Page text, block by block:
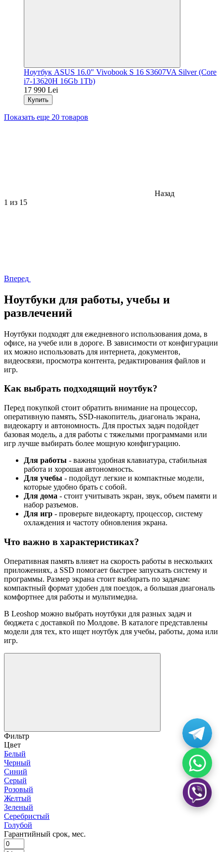
Ноутбук ASUS 16.0" Vivobook S 16 S3607VA Silver (Core
i7-13620H 16Gb 1Tb)
17 990 Lei
Купить
Показать еще 20 товаров
Назад
1 из 15
Вперед
Ноутбуки для работы, учебы и
развлечений
Ноутбуки подходят для ежедневного использования дома, в
офисе, на учебе или в дороге. В зависимости от конфигурации
их можно использовать для интернета, документов,
видеосвязи, просмотра контента, редактирования файлов и
игр.
Как выбрать подходящий ноутбук?
Перед покупкой стоит обратить внимание на процессор,
оперативную память, SSD-накопитель, диагональ экрана,
видеокарту и автономность. Для простых задач подойдет
базовая модель, а для работы с тяжелыми программами или
игр лучше выбирать более мощную конфигурацию.
Для работы - важны удобная клавиатура, стабильная
работа и хорошая автономность.
Для учебы - подойдут легкие и компактные модели,
которые удобно брать с собой.
Для дома - стоит учитывать экран, звук, объем памяти и
набор разъемов.
Для игр - проверьте видеокарту, процессор, систему
охлаждения и частоту обновления экрана.
Что важно в характеристиках?
Оперативная память влияет на скорость работы в нескольких
приложениях, а SSD помогает быстрее запускать систему и
программы. Размер экрана стоит выбирать по задачам:
компактный формат удобен для поездок, а большая диагональ
комфортнее для работы и мультимедиа.
В Leoshop можно выбрать ноутбуки для разных задач и
бюджета с доставкой по Молдове. В каталоге представлены
модели для тех, кто ищет ноутбук для учебы, работы, дома или
игр.
Фильтр
Цвет
Белый
Черный
Синий
Серый
Розовый
Желтый
Зеленый
Серебристый
Голубой
Гарантийный срок, мес.